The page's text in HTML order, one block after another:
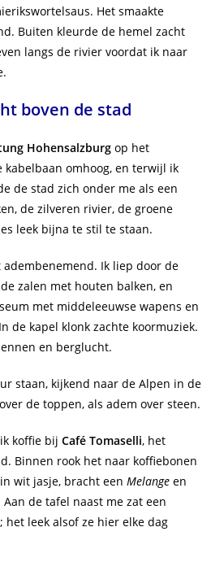
Het smaakte
Buiten kleurde de hemel zacht
langs de rivier voordat ik naar
boven de stad
Hohensalzburg op het
kabelbaan omhoog, en terwijl ik
de stad zich onder me als een
de zilveren rivier, de groene
leek bijna te stil te staan.
Ik liep door de
zalen met houten balken, en
met middeleeuwse wapens en
de kapel klonk zachte koormuziek.
en berglucht.
staan, kijkend naar de Alpen in de
de toppen, als adem over steen.
koffie bijCafé Tomaselli, het
Binnen rook het naar koffiebonen
wit jasje, bracht eenMelange en
Aan de tafel naast me zat een
het leek alsof ze hier elke dag